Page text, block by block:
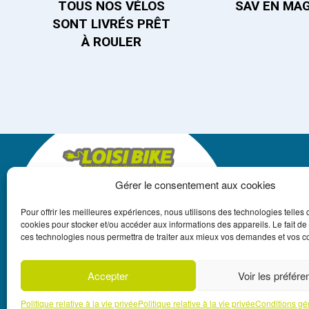
Gérer le consentement aux cookies
Pour offrir les meilleures expériences, nous utilisons des technologies telles
cookies pour stocker et/ou accéder aux informations des appareils. Le fait
ces technologies nous permettra de traiter aux mieux vos demandes et vos
Accepter Voir les
Politique relative à la vie privéePolitique relative à la vie privéeConditions
TOUS NOS VÉLOS
SONT LIVRÉS PRÊT
À ROULER
SAV EN
LOISIBIKE
+262 262 550 250
REUNION@LOISIBIKE.FR
*SOUS
LUCIEN FAURE
PRUDENTIEL
CONDITIONS DU